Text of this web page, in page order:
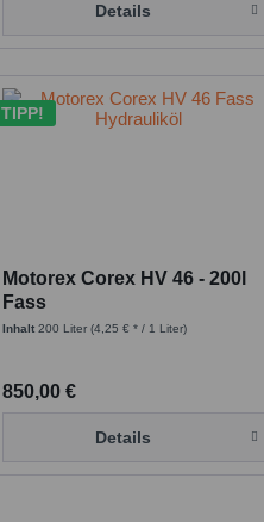
Details
TIPP!
Motorex Corex HV 46 - 200l
Fass
Inhalt200 Liter(4,25 € * / 1 Liter)
850,00 €
Details